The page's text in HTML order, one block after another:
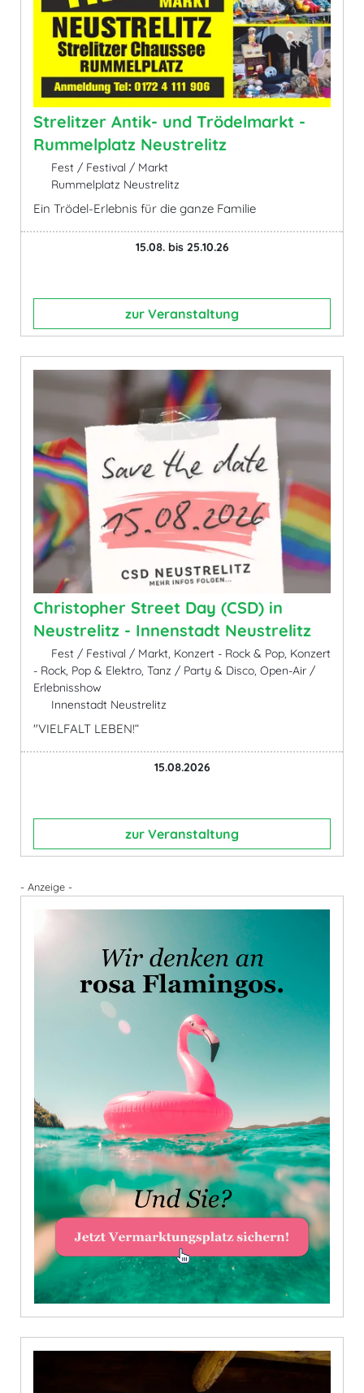
Strelitzer Antik- und Trödelmarkt -
Rummelplatz Neustrelitz
Fest / Festival / Markt
Rummelplatz Neustrelitz
Ein Trödel-Erlebnis für die ganze Familie
15.08. bis 25.10.26
zur Veranstaltung
Christopher Street Day (CSD) in
Neustrelitz - Innenstadt Neustrelitz
Fest / Festival / Markt, Konzert - Rock & Pop, Konzert
- Rock, Pop & Elektro, Tanz / Party & Disco, Open-Air /
Erlebnisshow
Innenstadt Neustrelitz
"VIELFALT LEBEN!“
15.08.2026
zur Veranstaltung
- Anzeige -